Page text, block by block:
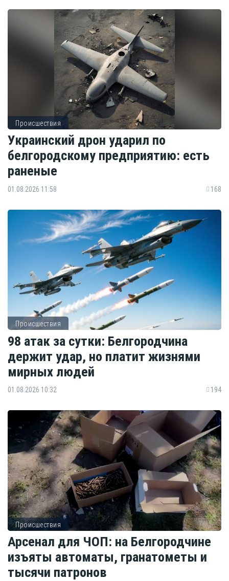
Происшествия
Украинский дрон ударил по
белгородскому предприятию: есть
раненые
01.08.2026 11:58 168
Происшествия
98 атак за сутки: Белгородчина
держит удар, но платит жизнями
мирных людей
01.08.2026 10:32 194
Происшествия
Арсенал для ЧОП: на Белгородчине
изъяты автоматы, гранатометы и
тысячи патронов